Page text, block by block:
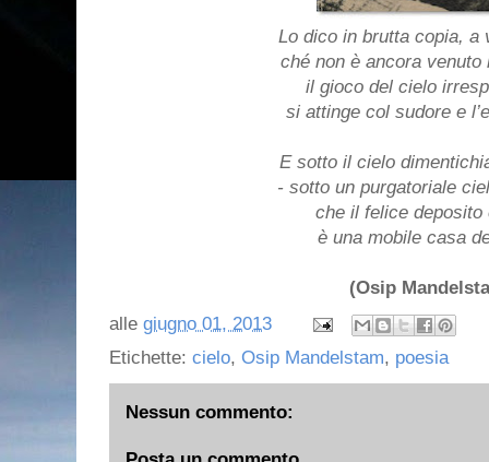
Lo dico in brutta copia, a
ché non è ancora venuto
il gioco del cielo
si attinge col sudore e
E sotto il cielo
- sotto un purgatoriale
che il felice deposito
è una mobile casa
(Osip
alle giugno 01, 2013
Etichette: cielo, Osip Mandelstam, poesia
Nessun commento: